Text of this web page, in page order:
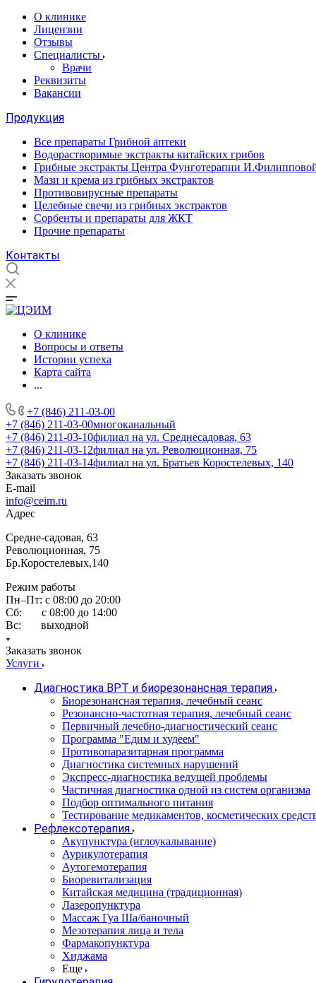
О клинике
Лицензии
Отзывы
Специалисты
Врачи
Реквизиты
Вакансии
Продукция
Все препараты Грибной аптеки
Водорастворимые экстракты китайских грибов
Грибные экстракты Центра Фунготерапии
Мази и крема из грибных экстрактов
Противовирусные препараты
Целебные свечи из грибных экстрактов
Сорбенты и препараты для ЖКТ
Прочие препараты
Контакты
О клинике
Вопросы и ответы
Истории успеха
Карта сайта
...
+7 (846) 211-03-00
+7 (846) 211-03-00многоканальный
+7 (846) 211-03-10филиал на ул. Среднесадовая, 63
+7 (846) 211-03-12филиал на ул. Революционная, 75
+7 (846) 211-03-14филиал на ул. Братьев Коростелевых, 140
Заказать звонок
E-mail
info@ceim.ru
Адрес
Средне-садовая, 63
Революционная, 75
Бр.Коростелевых,140
Режим работы
Пн–Пт: с 08:00 до 20:00
Сб: с 08:00 до 14:00
Вс: выходной
Заказать звонок
Услуги
Диагностика ВРТ и биорезонансная терапия
Биорезонансная терапия, лечебный сеанс
Резонансно-частотная терапия, лечебный сеанс
Первичный лечебно-диагностический сеанс
Программа "Едим и худеем"
Противопаразитарная программа
Диагностика системных нарушений
Экспресс-диагностика ведущей проблемы
Частичная диагностика одной из систем организма
Подбор оптимального питания
Тестирование медикаментов, косметических
Рефлексотерапия
Акупунктура (иглоукалывание)
Аурикулотерапия
Аутогемотерапия
Биоревитализация
Китайская медицина (традиционная)
Лазеропунктура
Массаж Гуа Ша/баночный
Мезотерапия лица и тела
Фармакопунктура
Хиджама
Еще